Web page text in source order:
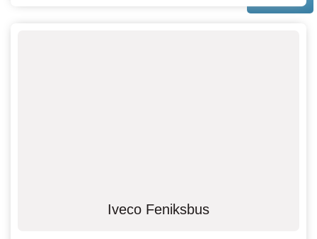
Iveco Feniksbus